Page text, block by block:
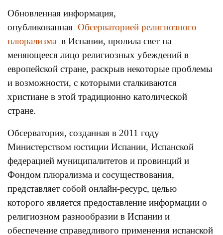
Обновленная информация,
опубликованная Обсерваторией религиозного
плюрализма в Испании, пролила свет на
меняющееся лицо религиозных убеждений в
европейской стране, раскрыв некоторые проблемы
и возможности, с которыми сталкиваются
христиане в этой традиционно католической
стране.
Обсерватория, созданная в 2011 году
Министерством юстиции Испании, Испанской
федерацией муниципалитетов и провинций и
Фондом плюрализма и сосуществования,
представляет собой онлайн-ресурс, целью
которого является предоставление информации о
религиозном разнообразии в Испании и
обеспечение справедливого применения испанской